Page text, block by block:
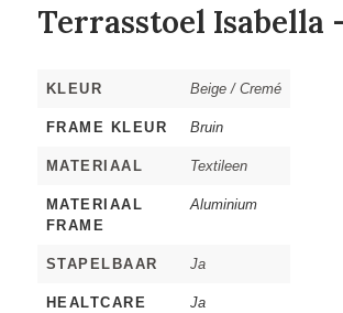
Terrasstoel Isabella
KLEUR Beige / Cremé
FRAME KLEUR Bruin
MATERIAAL Textileen
MATERIAAL
FRAME
Aluminium
STAPELBAAR Ja
HEALTCARE Ja